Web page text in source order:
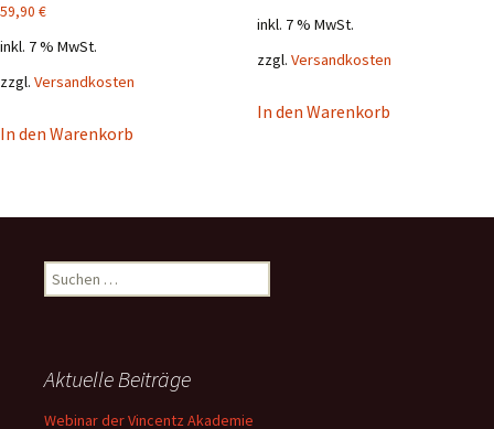
59,90 €
inkl. 7 % MwSt.
zzgl. Versandkosten
In den Warenkorb
inkl. 7 % MwSt.
zzgl. Versandkosten
In den Warenkorb
Suchen
nach:
Aktuelle Beiträge
Webinar der Vincentz Akademie